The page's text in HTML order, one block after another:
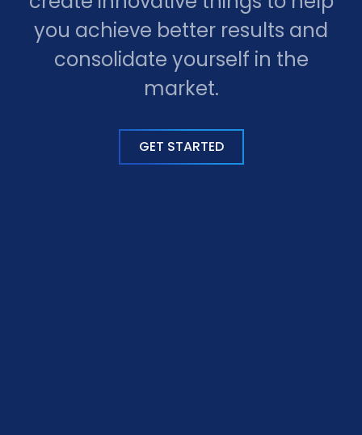
you achieve better results and
consolidate yourself in the
market.
GET STARTED